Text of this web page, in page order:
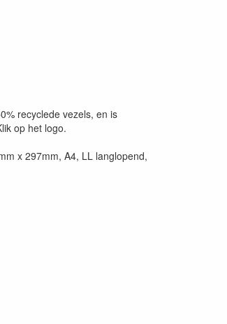
recyclede vezels, en is
op het logo.
x 297mm, A4, LL langlopend,